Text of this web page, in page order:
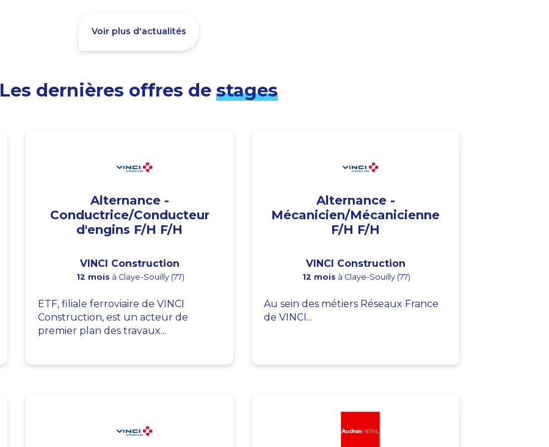
Voir plus d'actualités
Les dernières offres de stages
Alternance -
Conductrice/Conducteur
d'engins F/H F/H
VINCI Construction
12 mois à Claye-Souilly (77)
ETF, filiale ferroviaire de VINCI
Construction, est un acteur de
premier plan des travaux...
Alternance -
Mécanicien/Mécanicienne
F/H F/H
VINCI Construction
12 mois à Claye-Souilly (77)
Au sein des métiers Réseaux France
de VINCI...